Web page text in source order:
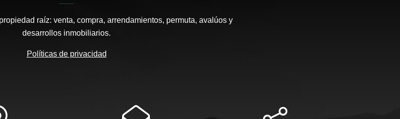
raíz: venta, compra, arrendamientos, permuta, avalúos y
desarrollos inmobiliarios.
Políticas de privacidad